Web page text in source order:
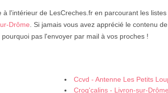
l'intérieur de LesCreches.fr en parcourant les listes
Drôme . Si jamais vous avez apprécié le contenu
pas l'envoyer par mail à vos proches !
Ccvd - Antenne Les Petits
Croq'calins - Livron-sur-Drôme